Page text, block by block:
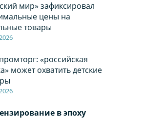
мир» зафиксировал
цены на
товары
«российская
может охватить детские
в эпоху